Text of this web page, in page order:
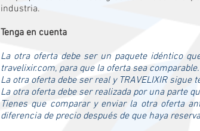
industria.
Tenga en cuenta
La otra oferta debe ser un paquete idéntico
travelixir.com, para que la oferta sea comparable.
La otra oferta debe ser real y TRAVELIXIR
La otra oferta debe ser realizada por una parte
Tienes que comparar y enviar la otra oferta
diferencia de precio después de que haya